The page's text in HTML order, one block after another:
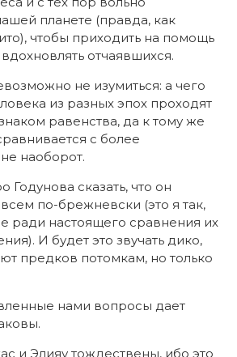
планете (правда, как
чтобы приходить на помощь
отчаявшихся.
не изумиться: а чего
из разных эпох проходят
равенства, да к тому же
с более
наоборот.
сказать, что он
по-брежневски (это я так,
ради настоящего сравнения их
И будет это звучать дико,
предков потомкам, но только
нами вопросы дает
и Элияу тождествены, ибо это